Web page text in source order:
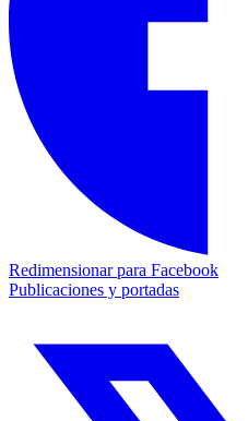
Redimensionar para Facebook
Publicaciones y portadas